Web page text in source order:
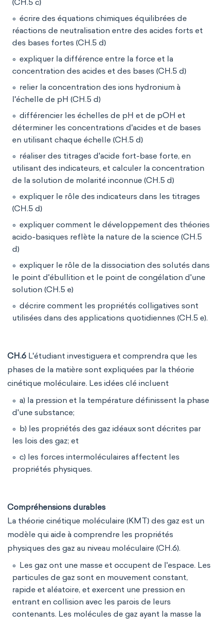
(CH.5 c)
écrire des équations chimiques équilibrées de
réactions de neutralisation entre des acides forts et
des bases fortes (CH.5 d)
expliquer la différence entre la force et la
concentration des acides et des bases (CH.5 d)
relier la concentration des ions hydronium à
l'échelle de pH (CH.5 d)
différencier les échelles de pH et de pOH et
déterminer les concentrations d'acides et de bases
en utilisant chaque échelle (CH.5 d)
réaliser des titrages d'acide fort-base forte, en
utilisant des indicateurs, et calculer la concentration
de la solution de molarité inconnue (CH.5 d)
expliquer le rôle des indicateurs dans les titrages
(CH.5 d)
expliquer comment le développement des théories
acido-basiques reflète la nature de la science (CH.5
d)
expliquer le rôle de la dissociation des solutés dans
le point d'ébullition et le point de congélation d'une
solution (CH.5 e)
décrire comment les propriétés colligatives sont
utilisées dans des applications quotidiennes (CH.5 e).
CH.6 L'étudiant investiguera et comprendra que les
phases de la matière sont expliquées par la théorie
cinétique moléculaire. Les idées clé incluent
a) la pression et la température définissent la phase
d'une substance;
b) les propriétés des gaz idéaux sont décrites par
les lois des gaz; et
c) les forces intermoléculaires affectent les
propriétés physiques.
Compréhensions durables
La théorie cinétique moléculaire (KMT) des gaz est un
modèle qui aide à comprendre les propriétés
physiques des gaz au niveau moléculaire (CH.6).
Les gaz ont une masse et occupent de l'espace. Les
particules de gaz sont en mouvement constant,
rapide et aléatoire, et exercent une pression en
entrant en collision avec les parois de leurs
contenants. Les molécules de gaz ayant la masse la